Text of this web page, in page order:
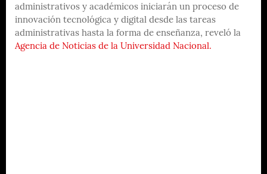
administrativos y académicos iniciarán un proceso de
innovación tecnológica y digital desde las tareas
administrativas hasta la forma de enseñanza, reveló la
Agencia de Noticias de la Universidad Nacional.